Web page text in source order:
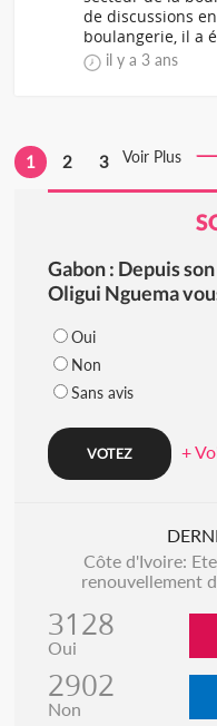
de discussions
boulangerie, il a
il y a 3 ans
1 2 3 Voir Plus
Gabon : Depuis
Oligui Nguema
Oui
Non
Sans avis
+
Côte d'Ivoire:
renouvellement
3128
Oui
2902
Non